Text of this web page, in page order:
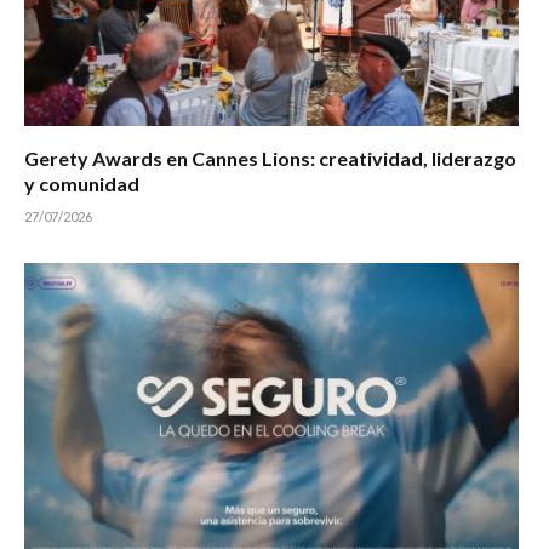
Gerety Awards en Cannes Lions: creatividad, liderazgo
y comunidad
27/07/2026